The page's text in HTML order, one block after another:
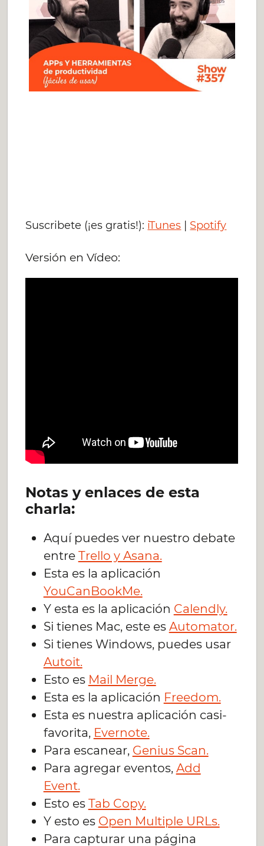
Suscribete (¡es gratis!): iTunes Spotify
Versión en Vídeo:
Notas y enlaces de esta
charla:
Aquí puedes ver nuestro debate
entre Trello y Asana.
Esta es la aplicación
YouCanBookMe.
Y esta es la aplicación Calendly.
Si tienes Mac, este es Automator.
Si tienes Windows, puedes usar
Autoit.
Esto es Mail Merge.
Esta es la aplicación Freedom.
Esta es nuestra aplicación casi-
favorita, Evernote.
Para escanear, Genius Scan.
Para agregar eventos, Add
Event.
Esto es Tab Copy.
Y esto es Open Multiple URLs.
Para capturar una página